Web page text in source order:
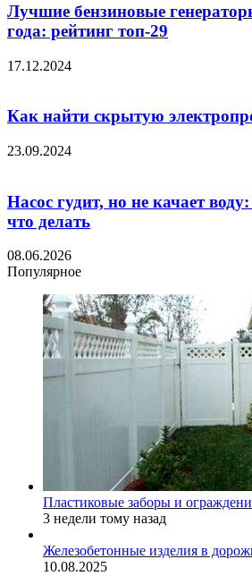
Лучшие бензиновые
года: рейтинг топ-29
17.12.2024
Как найти скрытую
23.09.2024
Насос гудит, но не качает
что делать
08.06.2026
Популярное
Пластиковые заборы и
3 недели тому назад
Железобетонные изделия в
10.08.2025